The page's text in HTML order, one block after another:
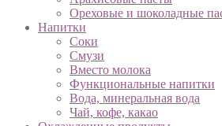
Ореховые и шоколадные
Напитки
Соки
Смузи
Вместо молока
Функциональные напитки
Вода, минеральная вода
Чай, кофе, какао